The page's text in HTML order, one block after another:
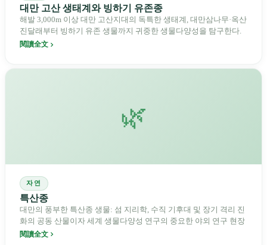
대만 고산 생태계와 빙하기 유존종
해발 3,000m 이상 대만 고산지대의 독특한 생태계, 대만삼나무·옥산
진달래부터 빙하기 유존 생물까지 귀중한 생물다양성을 탐구한다.
閱讀全文
🌿
자연
특산종
대만의 풍부한 특산종 생물: 섬 지리학, 수직 기후대 및 장기 격리 진
화의 공동 산물이자 세계 생물다양성 연구의 중요한 야외 연구 현장
閱讀全文